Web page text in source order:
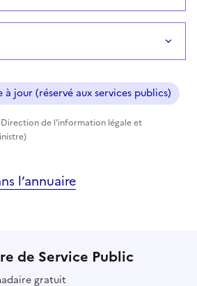
jour (réservé aux services publics)
de l'information légale et
l’annuaire
de Service Public
gratuit